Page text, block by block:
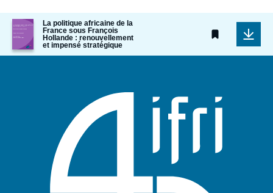
Image
de
couverture
de
La politique africaine de la
France sous François
Hollande : renouvellement
et impensé stratégique